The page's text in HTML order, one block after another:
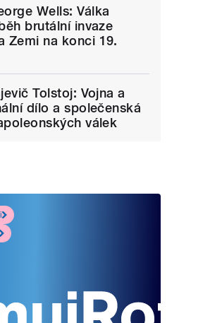
Wells: Válka
brutální invaze
Zemi na konci 19.
Tolstoj: Vojna a
dílo a společenská
válek